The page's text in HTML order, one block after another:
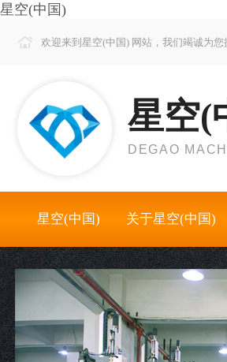
星空(中国)
欢迎来到星空(中国) 网站，我们竭诚为
星空(
DEGAO
星空(中国) 关于星空(中国)